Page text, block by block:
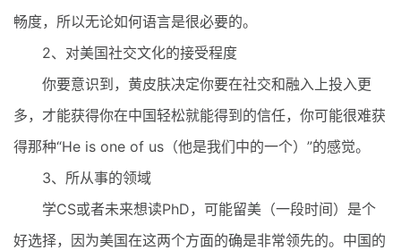
畅度，所以无论如何语言是很必要的。
2、对美国社交文化的接受程度
你要意识到，黄皮肤决定你要在社交和融入上投入更
多，才能获得你在中国轻松就能得到的信任，你可能很难获
得那种“He is one of us（他是我们中的一个）”的感觉。
3、所从事的领域
学CS或者未来想读PhD，可能留美（一段时间）是个
好选择，因为美国在这两个方面的确是非常领先的。中国的